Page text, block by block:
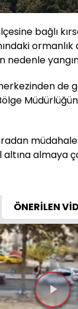
bağlı
yangın
de
almaya
ÖNERİLEN